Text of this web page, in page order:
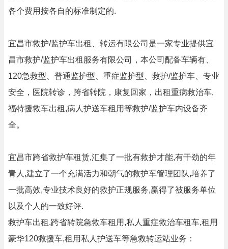
各个费用按各自的标准制定的.
宜昌市救护/监护车出租、转运有限公司是一家专业提供宜
昌市救护/监护车出租服务有限公司，本公司配备车辆有、
120急救型、普通监护型、重症监护型、救护/监护车、专业
安全，医院转诊，跨省转院，康复回家，出租重病救治车,
福特援救车出租,病人护送车租用等救护/监护车内设备齐
全。
宜昌市跨省救护车租赁,汇集了一批有救护才能,有干劲的年
青人,建立了一个充满活力和朝气的救护车管理团队,培养了
一批高效,专业技术良好的救护正规服务,赢得了被服务单位
以及个人的一致好评.
救护车出租,跨省转院急救车租用,私人重症救治车租车,租用
豪华120救援车,租用私人护送车等急救转运站业务：